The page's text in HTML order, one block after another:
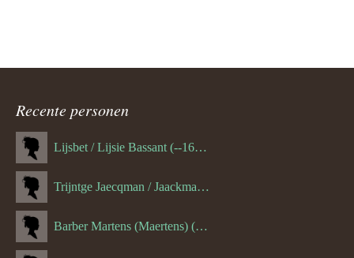
Recente personen
Lijsbet / Lijsie Bassant (--1687)
Trijntge Jaecqman / Jaackman (--1651)
Barber Martens (Maertens) (--1658)